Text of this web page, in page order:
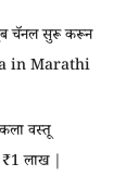
चॅनल सुरू करून
in Marathi
वस्तू
₹1 लाख |